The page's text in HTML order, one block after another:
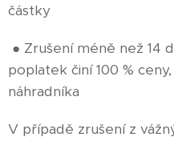
částky
● Zrušení méně než 14
poplatek činí 100 %
náhradníka
V případě zrušení z